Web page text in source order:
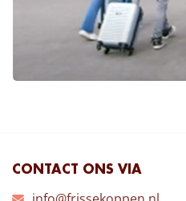
CONTACT ONS VIA